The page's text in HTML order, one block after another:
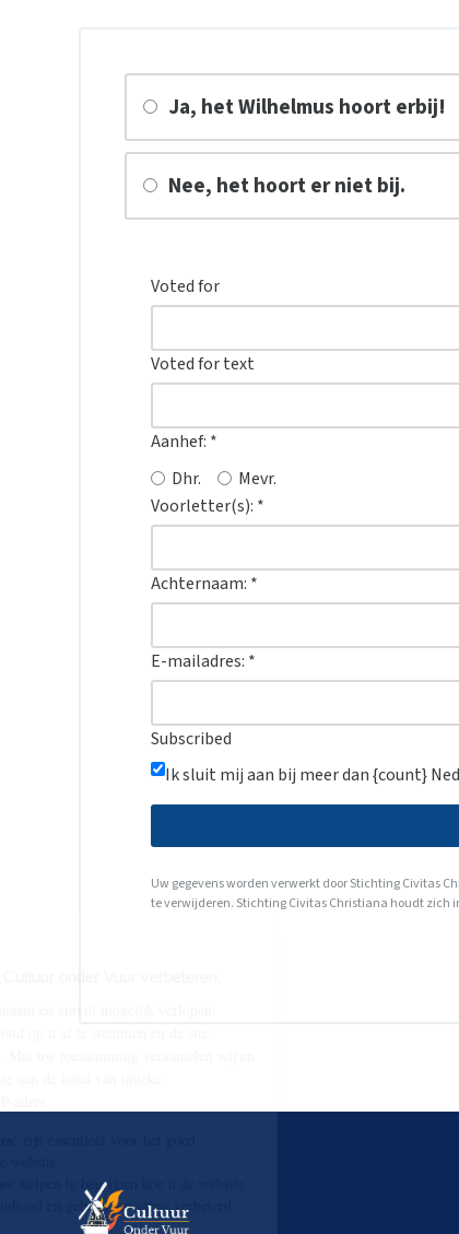
Ja, het Wilhelmus hoort erbij!
Nee, het hoort er niet bij.
Voted for
Voted for text
Aanhef: *
Dhr.
Mevr.
Voorletter(s): *
Achternaam: *
E-mailadres: *
Subscribed
Ik sluit mij aan bij meer dan {count}
Uw gegevens worden verwerkt door Stichting Civitas
te verwijderen. Stichting Civitas Christiana houdt zich